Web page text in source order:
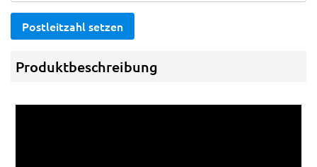
Postleitzahl setzen
Produktbeschreibung